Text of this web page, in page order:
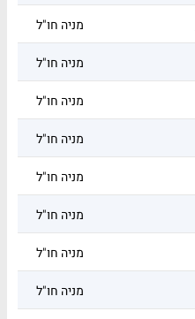
מניה חו"ל
מניה חו"ל
מניה חו"ל
מניה חו"ל
מניה חו"ל
מניה חו"ל
מניה חו"ל
מניה חו"ל